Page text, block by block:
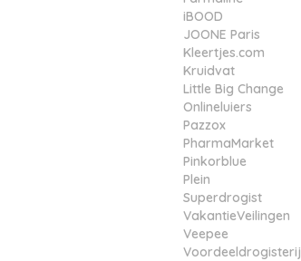
iBOOD
JOONE Paris
Kleertjes.com
Kruidvat
Little Big Change
Onlineluiers
Pazzox
PharmaMarket
Pinkorblue
Plein
Superdrogist
VakantieVeilingen
Veepee
Voordeeldrogisterij